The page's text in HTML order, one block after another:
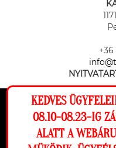
Ez a weboldal cookie-
lehető legjobb
Beállítások
+36
KEDVES
08.10-08.23-IG
ALATT A